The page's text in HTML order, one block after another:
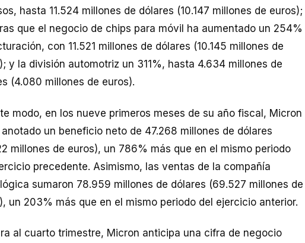
hasta 11.524 millones de dólares (10.147 millones de euros);
que el negocio de chips para móvil ha aumentado un 254%
con 11.521 millones de dólares (10.145 millones de
y la división automotriz un 311%, hasta 4.634 millones de
(4.080 millones de euros).
modo, en los nueve primeros meses de su año fiscal, Micron
un beneficio neto de 47.268 millones de dólares
millones de euros), un 786% más que en el mismo periodo
precedente. Asimismo, las ventas de la compañía
sumaron 78.959 millones de dólares (69.527 millones de
un 203% más que en el mismo periodo del ejercicio anterior.
al cuarto trimestre, Micron anticipa una cifra de negocio